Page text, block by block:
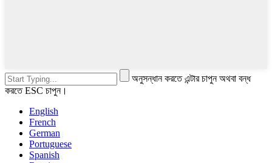
অনুসন্ধান করতে এন্টার চাপুন অথবা বন্ধ
করতে ESC চাপুন।
English
French
German
Portuguese
Spanish